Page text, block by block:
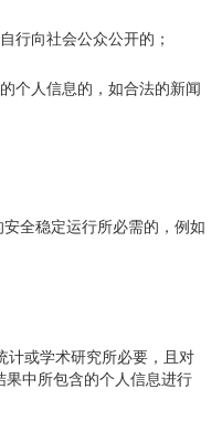
行向社会公众公开的；
个人信息的，如合法的新闻
全稳定运行所必需的，例如
计或学术研究所必要，且对
中所包含的个人信息进行